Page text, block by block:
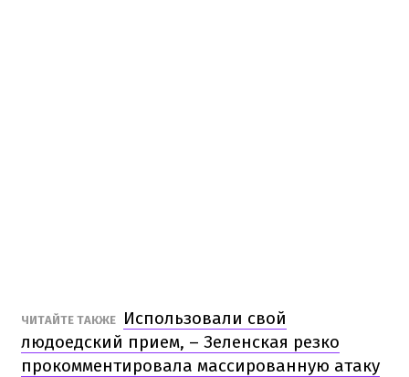
ЧИТАЙТЕ ТАКЖЕ
Использовали свой
людоедский прием, – Зеленская резко
прокомментировала массированную атаку